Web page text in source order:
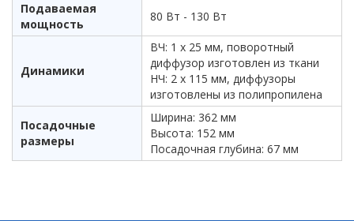
Подаваемая
мощность
80 Вт - 130 Вт
Динамики
ВЧ: 1 х 25 мм, поворотный
диффузор изготовлен из ткани
НЧ: 2 х 115 мм, диффузоры
изготовлены из полипропилена
Посадочные
размеры
Ширина: 362 мм
Высота: 152 мм
Посадочная глубина: 67 мм